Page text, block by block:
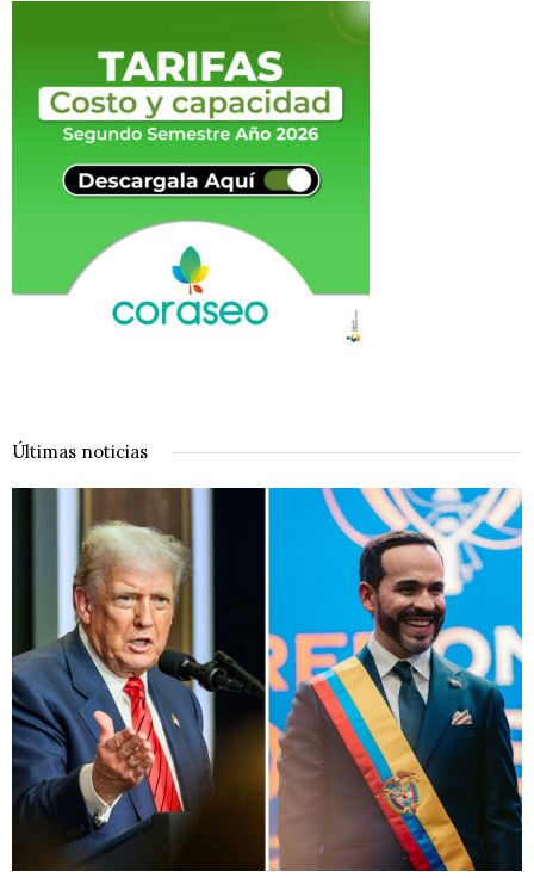
Últimas noticias